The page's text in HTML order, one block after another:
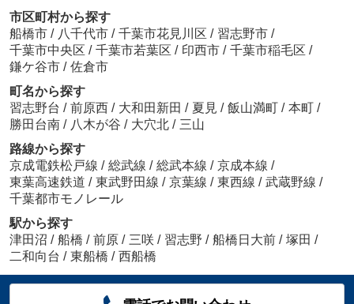
市区町村から探す
船橋市 / 八千代市 / 千葉市花見川区 / 習志野市 /
千葉市中央区 / 千葉市若葉区 / 印西市 / 千葉市稲毛区 /
鎌ケ谷市 / 佐倉市
町名から探す
習志野台 / 前原西 / 大和田新田 / 夏見 / 飯山満町 / 本町 /
勝田台南 / 八木が谷 / 大穴北 / 三山
路線から探す
京成電鉄松戸線 / 総武線 / 総武本線 / 京成本線 /
東葉高速鉄道 / 東武野田線 / 京葉線 / 東西線 / 武蔵野線 /
千葉都市モノレール
駅から探す
津田沼 / 船橋 / 前原 / 三咲 / 習志野 / 船橋日大前 / 塚田 /
二和向台 / 東船橋 / 西船橋